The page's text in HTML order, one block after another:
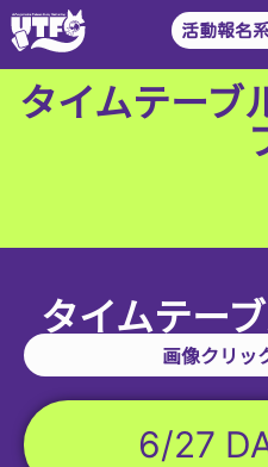
活動報名
タイムテーブ
タイムテー
画像クリッ
6/27